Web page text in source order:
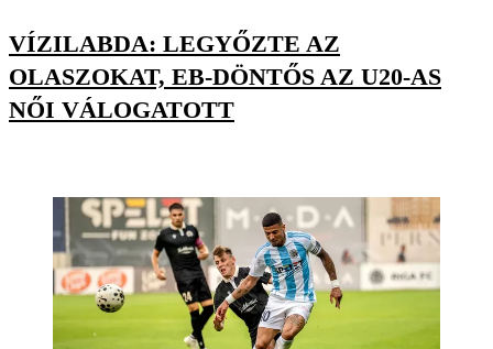
VÍZILABDA: LEGYŐZTE AZ
OLASZOKAT, EB-DÖNTŐS AZ U20-AS
NŐI VÁLOGATOTT